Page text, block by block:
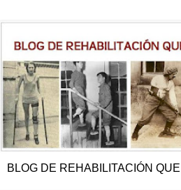
BLOG DE REHABILITACIÓN